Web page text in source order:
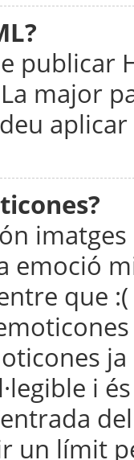
publicar
major
emoció
que
i
un límit